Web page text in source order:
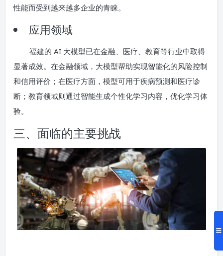
性能而受到越来越多企业的青睐。
应用领域
福建的 AI 大模型已在金融、医疗、教育等行业中取得
显著成效。在金融领域，大模型帮助实现智能化的风险控制
和信用评价；在医疗方面，模型可用于疾病预测和医疗诊
断；教育领域则通过智能生成个性化学习内容，优化学习体
验。
三、面临的主要挑战